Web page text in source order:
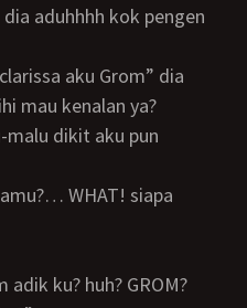
mau kenalan ya?